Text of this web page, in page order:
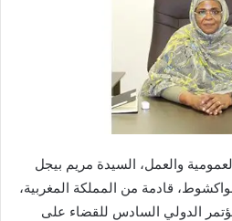
والعمل، السيدة مريم بيجل
قادمة من المملكة المغربية،
الدولي السادس للقضاء على